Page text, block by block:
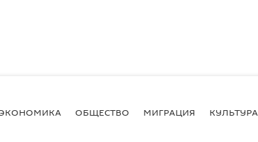
ОБЩЕСТВО МИГРАЦИЯ КУЛЬТУРА